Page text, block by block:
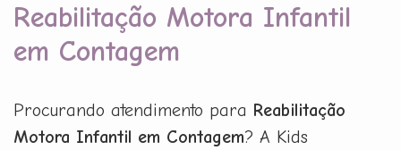
Reabilitação Motora Infantil
em Contagem
Procurando atendimento para Reabilitação
Motora Infantil em Contagem? A Kids